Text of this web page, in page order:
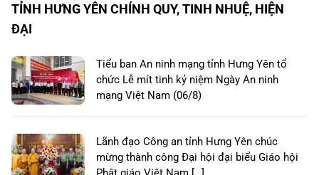
TỈNH HƯNG YÊN CHÍNH QUY, TINH NHUỆ, HIỆN
ĐẠI
Tiểu ban An ninh mạng tỉnh Hưng Yên tổ
chức Lễ mít tinh kỷ niệm Ngày An ninh
mạng Việt Nam (06/8)
Lãnh đạo Công an tỉnh Hưng Yên chúc
mừng thành công Đại hội đại biểu Giáo hội